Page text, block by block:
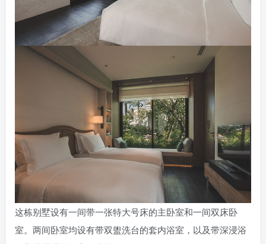
这栋别墅设有一间带一张特大号床的主卧室和一间双床卧
室。两间卧室均设有带双盥洗台的套内浴室，以及带深浸浴